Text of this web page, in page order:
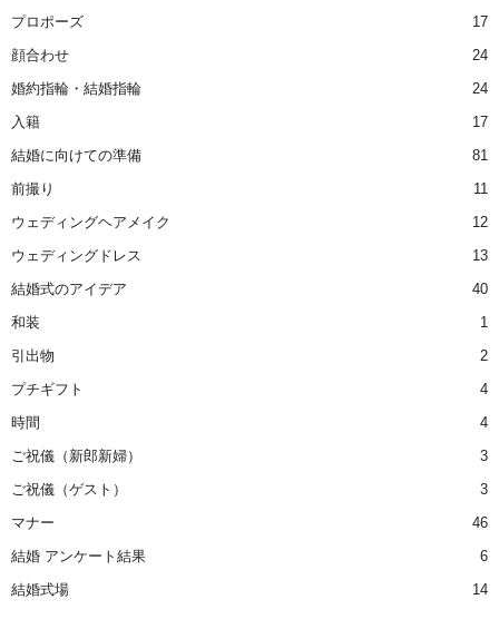
プロポーズ
17
顔合わせ
24
婚約指輪・結婚指輪
24
入籍
17
結婚に向けての準備
81
前撮り
11
ウェディングヘアメイク
12
ウェディングドレス
13
結婚式のアイデア
40
和装
1
引出物
2
プチギフト
4
時間
4
ご祝儀（新郎新婦）
3
ご祝儀（ゲスト）
3
マナー
46
結婚 アンケート結果
6
結婚式場
14